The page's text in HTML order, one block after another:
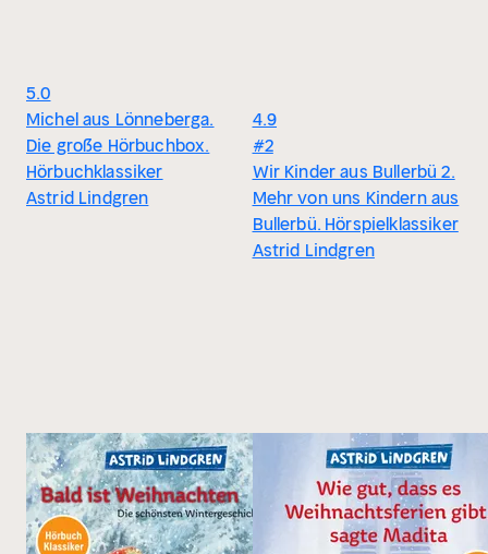
5.0
Michel aus Lönneberga.
Die große Hörbuchbox.
Hörbuchklassiker
Astrid Lindgren
4.9
#2
Wir Kinder aus Bullerbü 2.
Mehr von uns Kindern aus
Bullerbü. Hörspielklassiker
Astrid Lindgren